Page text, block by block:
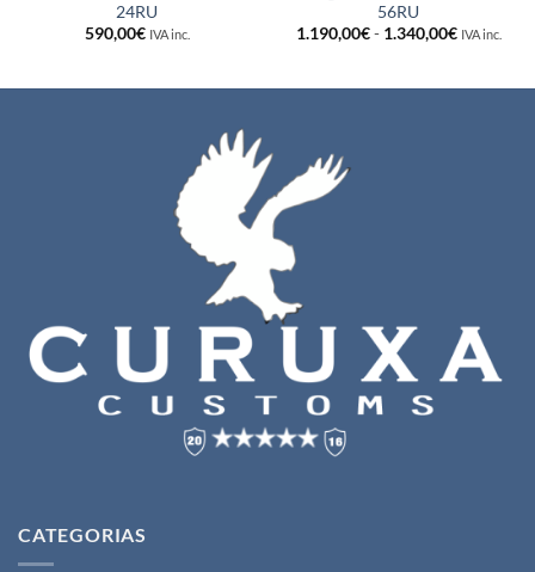
24RU
590,00€ IVA inc.
56RU
1.190,00€ - 1.340,00€Rango
1.190,00€
IVA inc.
CATEGORIAS